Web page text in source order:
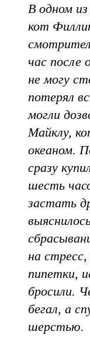
В одном
кот
час после
не могу
потерял
могли
Майклу,
океаном.
сразу
шесть
застать
на
пипетки,
бросили.
бегал, а
шерстью.